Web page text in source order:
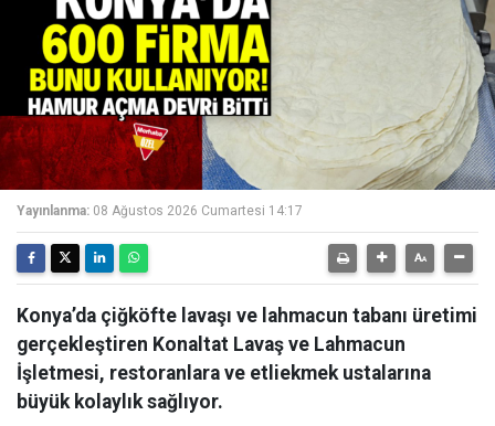
Yayınlanma: 08 Ağustos 2026 Cumartesi 14:17
Konya’da çiğköfte lavaşı ve lahmacun tabanı üretimi
gerçekleştiren Konaltat Lavaş ve Lahmacun
İşletmesi, restoranlara ve etliekmek ustalarına
büyük kolaylık sağlıyor.